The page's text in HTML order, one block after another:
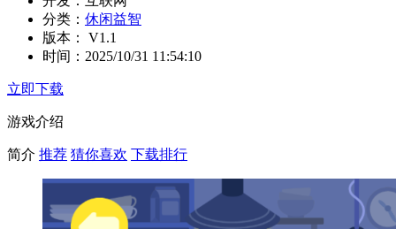
分类： 休闲益智
版本：
V1.1
时间： 2025/10/31 11:54:10
立即下载
游戏介绍
简介 推荐 猜你喜欢 下载排行